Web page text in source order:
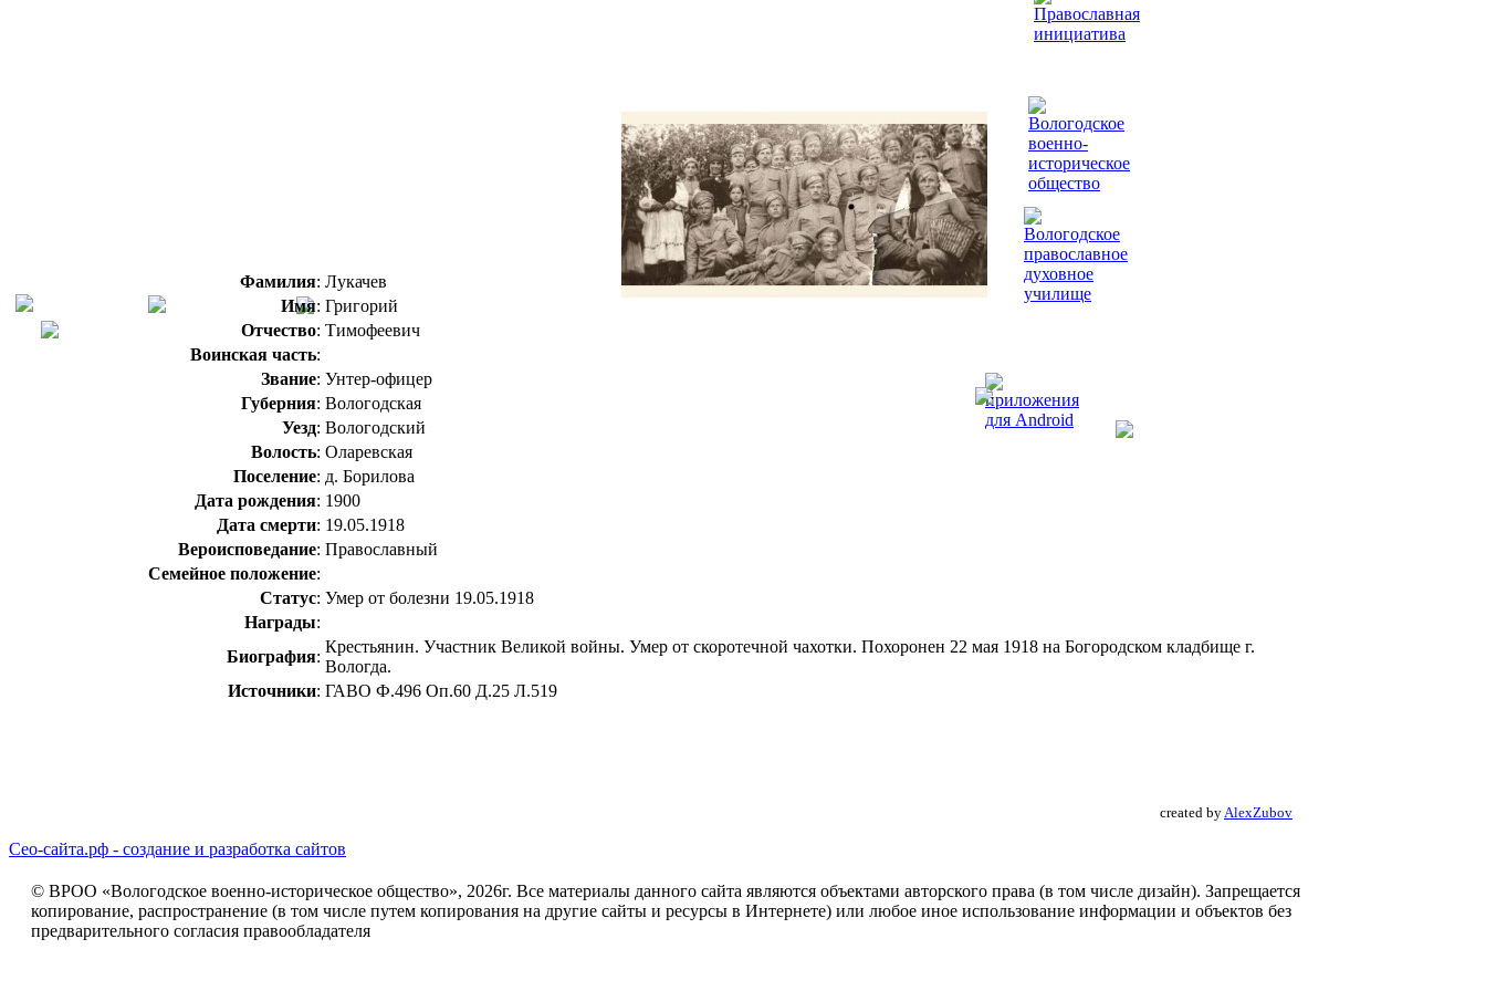
Фамилия: Лукачев
Имя: Григорий
Отчество: Тимофеевич
Воинская часть:
Звание: Унтер-офицер
Губерния: Вологодская
Уезд: Вологодский
Волость: Оларевская
Поселение: д. Борилова
Дата рождения: 1900
Дата смерти: 19.05.1918
Вероисповедание: Православный
Семейное положение:
Статус: Умер от болезни 19.05.1918
Награды:
Биография:
Крестьянин. Участник Великой войны. Умер от скоротечной чахотки. Похоронен 22 мая 1918 на Богородском кладбище г.
Вологда.
Источники: ГАВО Ф.496 Оп.60 Д.25 Л.519
created byAlexZubov
Сео-сайта.рф - создание и разработка сайтов
© ВРОО «Вологодское военно-историческое общество», 2026г. Все материалы данного сайта являются объектами авторского права (в том числе дизайн). Запрещается
копирование, распространение (в том числе путем копирования на другие сайты и ресурсы в Интернете) или любое иное использование информации и объектов без
предварительного согласия правообладателя